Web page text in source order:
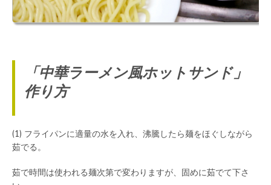
「中華ラーメン風ホットサンド」
作り方
(1) フライパンに適量の水を入れ、沸騰したら麺をほぐしながら
茹でる。
茹で時間は使われる麺次第で変わりますが、固めに茹でて下さ